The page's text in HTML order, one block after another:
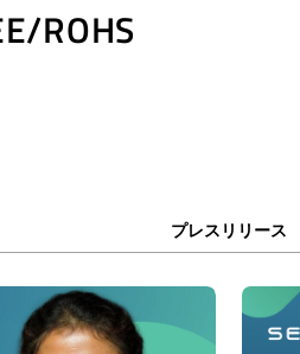
ROHS
プレスリリース